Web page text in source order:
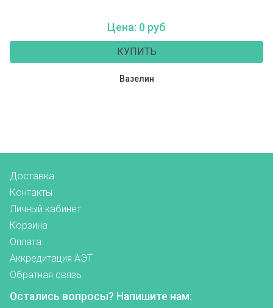
Цена: 0 руб
КУПИТЬ
Вазелин
Доставка
Контакты
Личный кабинет
Корзина
Оплата
Аккредитация АЭТ
Обратная связь
Остались вопросы? Напишите нам: